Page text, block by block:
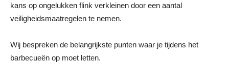
kans op ongelukken flink verkleinen door een aantal
veiligheidsmaatregelen te nemen.
Wij bespreken de belangrijkste punten waar je tijdens het
barbecueën op moet letten.